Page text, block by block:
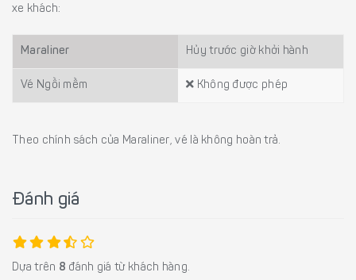
xe khách:
Maraliner Hủy trước giờ khởi hành
Vé Ngồi mềm Không được phép
Theo chính sách của Maraliner, vé là không hoàn trả.
Đánh giá
Dựa trên 8 đánh giá từ khách hàng.